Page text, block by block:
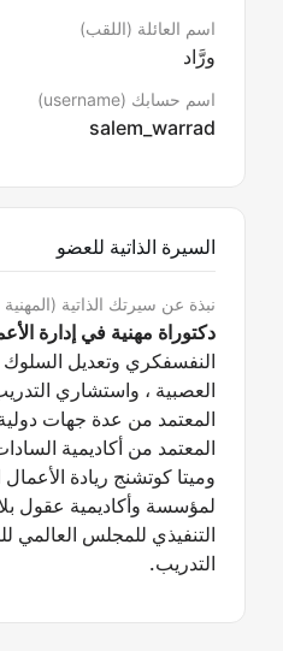
اسم العائلة (اللقب)
ورَّاد
اسم حسابك (username)
salem_warrad
السيرة الذاتية للعضو
نبذة عن سيرتك الذاتية
دكتوراة مهنية في إدارة
النفسفكري وتعديل السلوك
العصبية ، واستشاري
المعتمد من عدة جهات
المعتمد من أكاديمية
وميتا كوتشنج ريادة
لمؤسسة وأكاديمية عقول
التنفيذي للمجلس العالمي
التدريب.